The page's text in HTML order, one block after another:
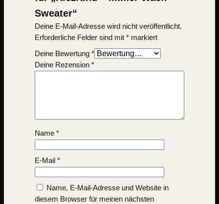
Sweater“
Deine E-Mail-Adresse wird nicht veröffentlicht.
Erforderliche Felder sind mit *markiert
Deine Bewertung *
Deine Rezension *
Name *
E-Mail *
Name, E-Mail-Adresse und Website in
diesem Browser für meinen nächsten